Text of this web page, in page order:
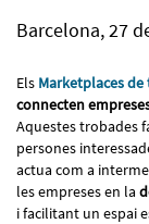
Barcelona, 27
Els Marketplaces
connecten
Aquestes trobades
persones
actua com a
les empreses en la
i facilitant un espai